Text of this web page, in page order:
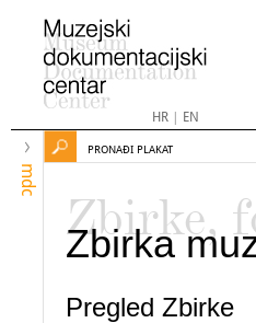
HR| EN
mdc
PRONAĐI PLAKAT
Zbirke,
Zbirka
Pregled Zbirke